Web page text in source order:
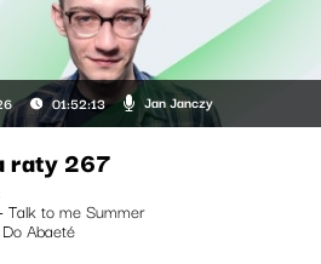
01:52:13 Jan Janczy
raty 267
to me Summer
Abaeté